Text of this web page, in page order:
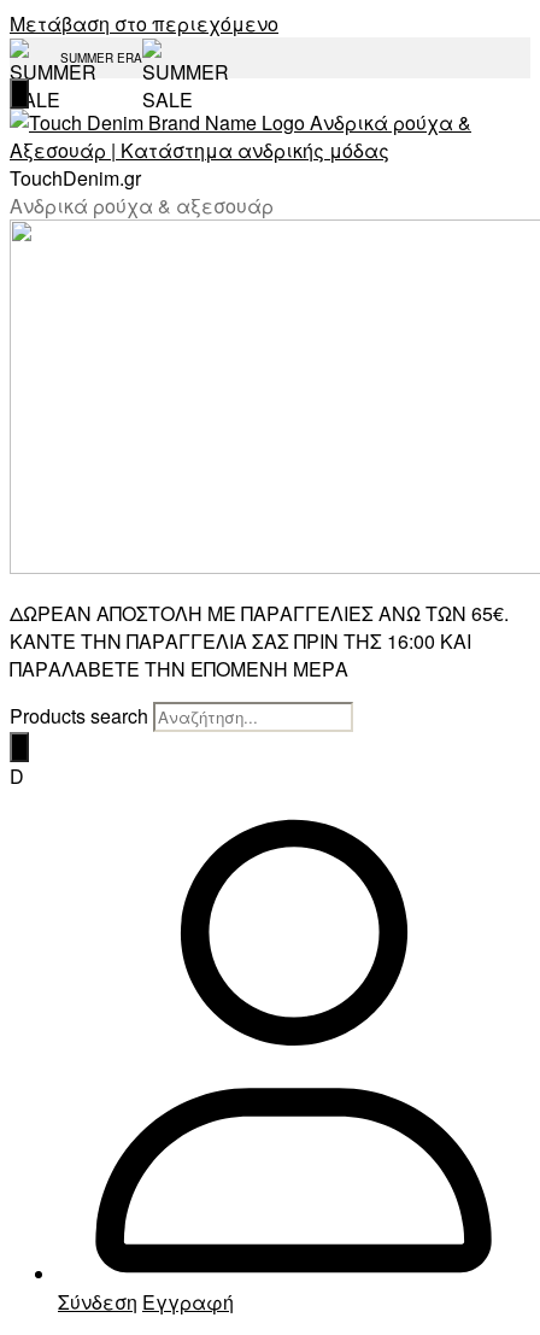
Μετάβαση στο περιεχόμενο
SUMMER ERA
TouchDenim.gr
Ανδρικά ρούχα & αξεσουάρ
ΔΩΡΕΑΝ ΑΠΟΣΤΟΛΗ ΜΕ ΠΑΡΑΓΓΕΛΙΕΣ ΑΝΩ ΤΩΝ 65€.
ΚΑΝΤΕ ΤΗΝ ΠΑΡΑΓΓΕΛΙΑ ΣΑΣ ΠΡΙΝ ΤΗΣ 16:00 ΚΑΙ
ΠΑΡΑΛΑΒΕΤΕ ΤΗΝ ΕΠΟΜΕΝΗ ΜΕΡΑ
Products search
D
Σύνδεση Εγγραφή